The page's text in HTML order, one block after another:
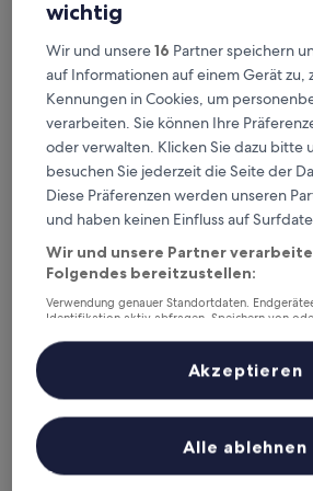
Martini Bed
Martini Bed
0,2 km von U-Bahn-Station Porta
9.0
von
Wunderbar,
(89
Bewertungen)
9,0/10 Wunderbar (89 Bewertungen)
Simon's Guest House Rome
Simon's Guest House Rome
Simon's Guest House Rome
wichtig
Wir und unsere16 Partner speichern
auf Informationen auf einem Gerät zu,
Kennungen in Cookies, um
verarbeiten. Sie können Ihre
oder verwalten. Klicken Sie dazu bitte
besuchen Sie jederzeit die Seite der
Diese Präferenzen werden unseren
und haben keinen Einfluss auf
Wir und unsere Partner
Folgendes bereitzustellen:
Verwendung genauer Standortdaten.
Identifikation aktiv abfragen. Speichern von
Inhalte, Messung von Werbeleistung und der
Zielgruppenforschung sowie Entwicklung und
Liste der Partner (Lieferanten)
Alle ablehnen
Akzeptieren